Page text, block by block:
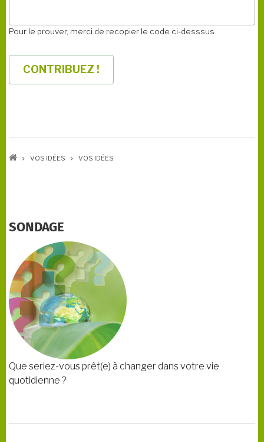
Pour le prouver, merci de recopier le code ci-desssus
D'ARIANE
VOS IDÉES VOS IDÉES
SONDAGE
Que seriez-vous prêt(e) à changer dans votre vie
quotidienne ?